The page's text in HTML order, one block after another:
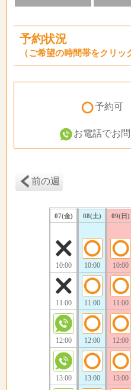
予約状況
（ご希望の時間帯をクリッ
予約可
お電話でお
前の週
07(金)
10:00
11:00
12:00
13:00
08(土)
10:00
11:00
12:00
13:00
09(日)
10:00
11:00
12:00
13:00